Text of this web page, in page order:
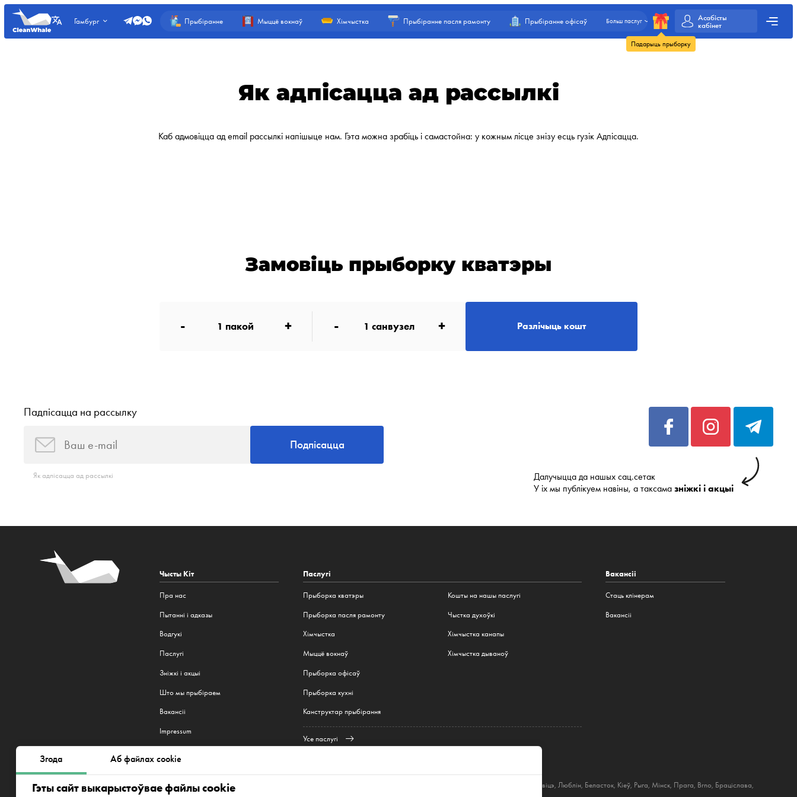
Згода Аб файлах cookie
Гэты сайт выкарыстоўвае файлы cookie
Гамбург Прыбіранне Мыццё вокнаў Хімчыстка Прыбіранне пасля рамонту Прыбіранне офісаў Больш паслуг
Падарыць прыборку
Асабісты
кабінет
Як адпісацца ад рассылкі
Каб адмовіцца ад email рассылкі напішыце нам. Гэта можна зрабіць і самастойна: у кожным лісце знізу есць гузік Адпісацца.
Замовіць прыборку кватэры
- 1 пакой + - 1 санвузел + Разлічыць кошт
Падпісацца на рассылку
Подпісацца
Як адпісацца ад рассылкі
Далучыцца да нашых сац.сетак
У іх мы публікуем навіны, а таксама зніжкі і акцыі
Чысты Кіт
Пра нас
Пытанні і адказы
Водгукі
Паслугі
Зніжкі і акцыі
Што мы прыбіраем
Вакансіі
Impressum
Паслугі
Прыборка кватэры
Прыборка пасля рамонту
Хімчыстка
Мыццё вокнаў
Прыборка офісаў
Прыборка кухні
Канструктар прыбірання
Кошты на нашы паслугі
Чыстка духоўкі
Хімчыстка канапы
Хімчыстка дываноў
Усе паслугі
Вакансіі
Стаць клінерам
Вакансіі
Мы працуем у 20 гарадах: Катавіцэ, Люблін, Беласток, Кіеў, Рыга, Мінск, Прага, Brno, Браціслава,
Нью-Ёрк